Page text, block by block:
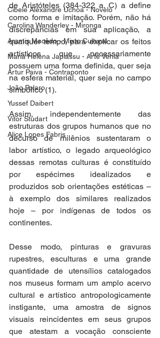
Cibele Alexandre Uchoa - Novelo
Carolina Wanderley - Mironga
Aramis Macêdo - Mixto Cultural
Maria Helena Japiassu - Arte Venia
Artur Paiva - Contraponto
João Polaro
Yussef Daibert
Vitor Studart
Alice Lopes Fabris
de Aristóteles (384-322 a. C) a define
como forma e imitação. Porém, não há
discrepâncias em sua aplicação, a
qualquer tempo, para explicar os feitos
artísticos que necessariamente
possuem uma forma definida, quer seja
na esfera material, quer seja no campo
simbólico (1).
Assim, independentemente das
estruturas dos grupos humanos que no
decurso de milênios sustentaram o
labor artístico, o legado arqueológico
dessas remotas culturas é constituído
por espécimes idealizados e
produzidos sob orientações estéticas –
à exemplo dos similares realizados
hoje – por indígenas de todos os
continentes.
Desse modo, pinturas e gravuras
rupestres, esculturas e uma grande
quantidade de utensílios catalogados
nos museus formam um amplo acervo
cultural e artístico antropologicamente
instigante, uma amostra de signos
visuais reincidentes em seus grupos
que atestam a vocação consciente